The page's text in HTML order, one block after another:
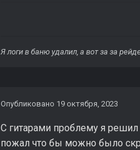
Я логи в баню удалил, а вот за за
Опубликовано 19 октября, 2023
С гитарами проблему я решил
пожал что бы можно было